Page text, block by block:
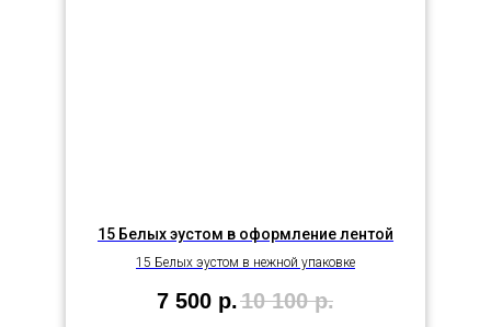
15 Белых эустом в оформление лентой
15 Белых эустом в нежной упаковке
7 500 р.10 100 р.